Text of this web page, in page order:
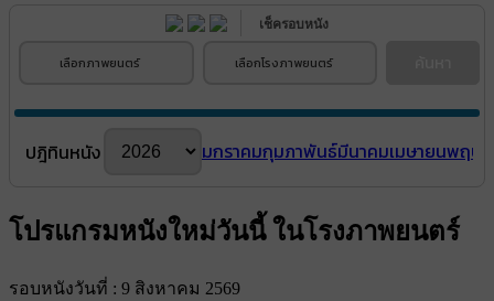
เช็ครอบหนัง
เลือกภาพยนตร์ เลือกโรงภาพยนตร์
ปฎิทินหนัง มกราคมกุมภาพันธ์มีนาคมเมษายนพฤษ
โปรแกรมหนังใหม่วันนี้ ในโรงภาพยนตร์
รอบหนังวันที่ : 9 สิงหาคม 2569